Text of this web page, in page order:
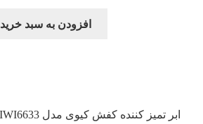
افزودن به سبد خرید
ابر تمیز کننده کفش کیوی مدل KIWI6633 مجموعه 2 عددی